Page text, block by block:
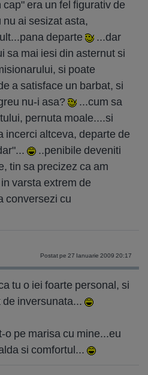
era un fel figurativ de
ai sesizat asta,
departe
...dar
sa mai iesi din asternut si
si poate
a satisface un barbat, si
nu-i asa?
...cum sa
pernuta moale....si
incerci altceva, departe de
..penibile deveniti
tin sa precizez ca am
varsta extrem de
conversezi cu
Postat pe 27 Ianuarie 2009 20:17
tu o iei foarte personal, si
inversunata...
o pe marisa cu mine...eu
si comfortul...